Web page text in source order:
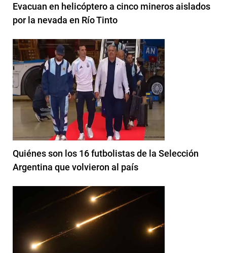
Evacuan en helicóptero a cinco mineros aislados
por la nevada en Río Tinto
Quiénes son los 16 futbolistas de la Selección
Argentina que volvieron al país